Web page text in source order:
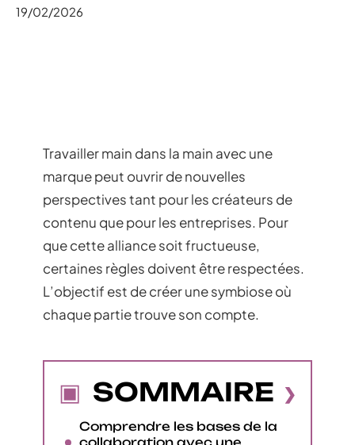
19/02/2026
Travailler main dans la main avec une
marque peut ouvrir de nouvelles
perspectives tant pour les créateurs de
contenu que pour les entreprises. Pour
que cette alliance soit fructueuse,
certaines règles doivent être respectées.
L’objectif est de créer une symbiose où
chaque partie trouve son compte.
SOMMAIRE
Comprendre les bases de la
collaboration avec une